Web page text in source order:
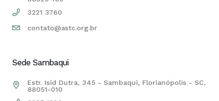
3221 3760
contato@astc.org.br
Sede Sambaqui
Estr. Isid Dutra, 345 - Sambaqui, Florianópolis - SC,
88051-010